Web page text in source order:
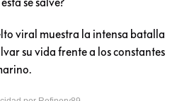
viral muestra la intensa batalla
su vida frente a los constantes